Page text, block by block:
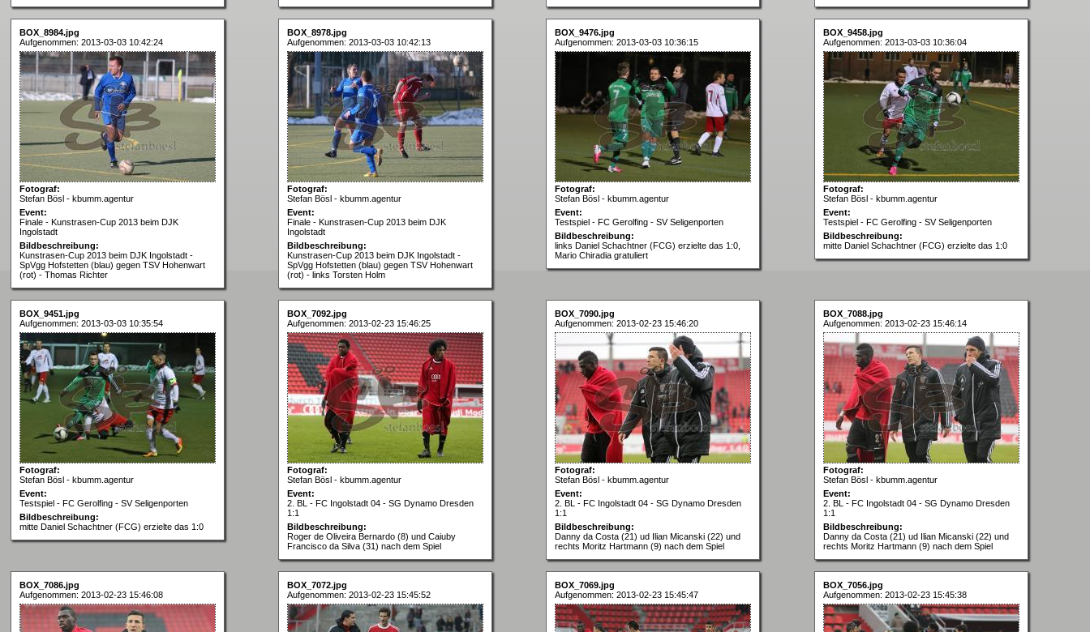
BOX_8984.jpg
Aufgenommen: 2013-03-03 10:42:24
Fotograf:
Stefan Bösl - kbumm.agentur
Event:
Finale - Kunstrasen-Cup 2013 beim DJK
Ingolstadt
Bildbeschreibung:
Kunstrasen-Cup 2013 beim DJK Ingolstadt -
SpVgg Hofstetten (blau) gegen TSV Hohenwart
(rot) - Thomas Richter
BOX_8978.jpg
Aufgenommen: 2013-03-03 10:42:13
Fotograf:
Stefan Bösl - kbumm.agentur
Event:
Finale - Kunstrasen-Cup 2013 beim DJK
Ingolstadt
Bildbeschreibung:
Kunstrasen-Cup 2013 beim DJK Ingolstadt -
SpVgg Hofstetten (blau) gegen TSV Hohenwart
(rot) - links Torsten Holm
BOX_9476.jpg
Aufgenommen: 2013-03-03 10:36:15
Fotograf:
Stefan Bösl - kbumm.agentur
Event:
Testspiel - FC Gerolfing - SV Seligenporten
Bildbeschreibung:
links Daniel Schachtner (FCG) erzielte das 1:0,
Mario Chiradia gratuliert
BOX_9458.jpg
Aufgenommen: 2013-03-03 10:36:04
Fotograf:
Stefan Bösl - kbumm.agentur
Event:
Testspiel - FC Gerolfing - SV Seligenporten
Bildbeschreibung:
mitte Daniel Schachtner (FCG) erzielte das 1:0
BOX_9451.jpg
Aufgenommen: 2013-03-03 10:35:54
Fotograf:
Stefan Bösl - kbumm.agentur
Event:
Testspiel - FC Gerolfing - SV Seligenporten
Bildbeschreibung:
mitte Daniel Schachtner (FCG) erzielte das 1:0
BOX_7092.jpg
Aufgenommen: 2013-02-23 15:46:25
Fotograf:
Stefan Bösl - kbumm.agentur
Event:
2. BL - FC Ingolstadt 04 - SG Dynamo Dresden
1:1
Bildbeschreibung:
Roger de Oliveira Bernardo (8) und Caiuby
Francisco da Silva (31) nach dem Spiel
BOX_7090.jpg
Aufgenommen: 2013-02-23 15:46:20
Fotograf:
Stefan Bösl - kbumm.agentur
Event:
2. BL - FC Ingolstadt 04 - SG Dynamo Dresden
1:1
Bildbeschreibung:
Danny da Costa (21) ud Ilian Micanski (22) und
rechts Moritz Hartmann (9) nach dem Spiel
BOX_7088.jpg
Aufgenommen: 2013-02-23 15:46:14
Fotograf:
Stefan Bösl - kbumm.agentur
Event:
2. BL - FC Ingolstadt 04 - SG Dynamo Dresden
1:1
Bildbeschreibung:
Danny da Costa (21) ud Ilian Micanski (22) und
rechts Moritz Hartmann (9) nach dem Spiel
BOX_7086.jpg
Aufgenommen: 2013-02-23 15:46:08
BOX_7072.jpg
Aufgenommen: 2013-02-23 15:45:52
BOX_7069.jpg
Aufgenommen: 2013-02-23 15:45:47
BOX_7056.jpg
Aufgenommen: 2013-02-23 15:45:38